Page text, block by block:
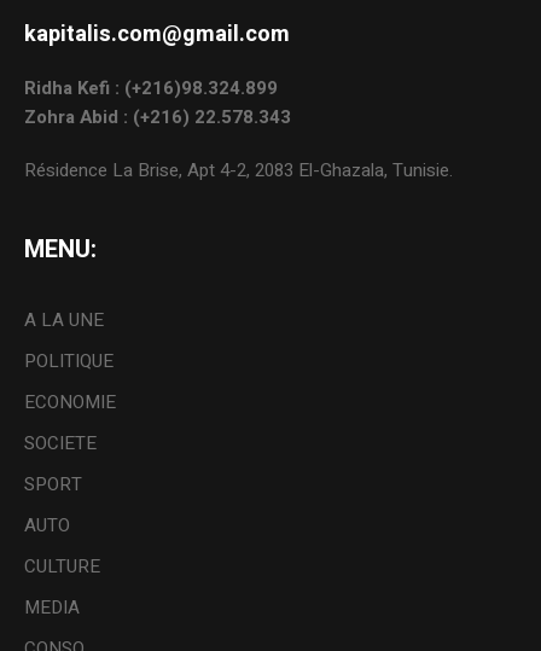
kapitalis.com@gmail.com
Ridha Kefi : (+216)98.324.899
Zohra Abid : (+216) 22.578.343
Résidence La Brise, Apt 4-2, 2083 El-Ghazala, Tunisie.
MENU:
A LA UNE
POLITIQUE
ECONOMIE
SOCIETE
SPORT
AUTO
CULTURE
MEDIA